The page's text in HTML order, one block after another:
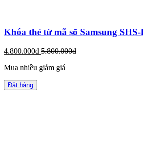
Khóa thẻ từ mã số Samsung SHS-
4.800.000đ 5.800.000đ
Mua nhiều giảm giá
Đặt hàng